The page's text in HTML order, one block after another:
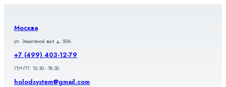
содержимому
Москва
ул. Земляной вал д. 50А
+7 (499) 403-12-79
ПН-ПТ: 10:30 - 18:30
holodsystem@gmail.com